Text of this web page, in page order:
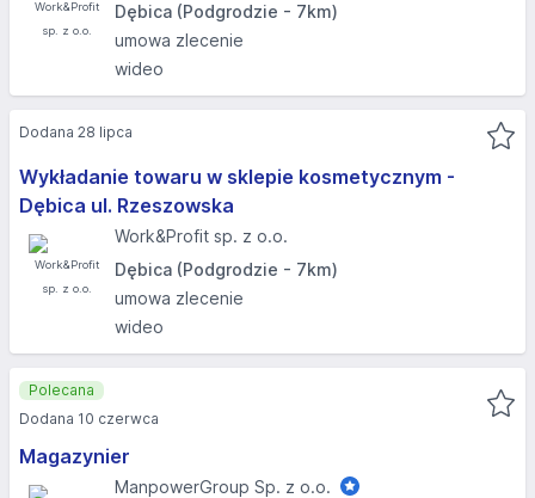
Dębica (Podgrodzie - 7km)
umowa zlecenie
wideo
Wykładanie towaru w sklepie kosmetycznym -
Dębica ul. Rzeszowska
Work&Profit sp. z o.o.
Dębica (Podgrodzie - 7km)
umowa zlecenie
wideo
Dodana 28 lipca
Magazynier
ManpowerGroup Sp. z o.o.
Polecana
Dodana 10 czerwca